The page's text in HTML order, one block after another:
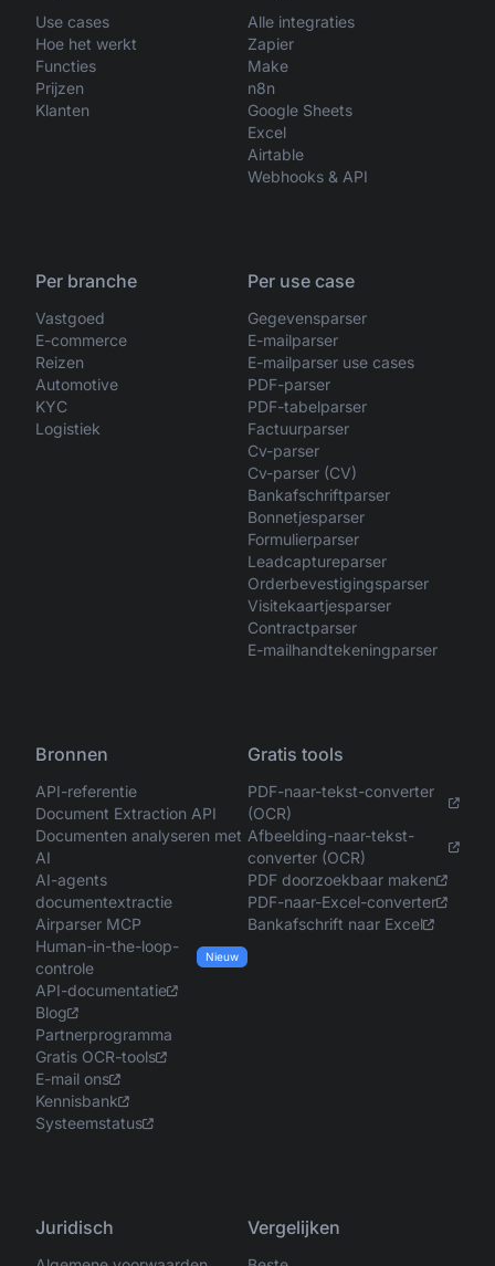
Use cases
Hoe het werkt
Functies
Prijzen
Klanten
Alle integraties
Zapier
Make
n8n
Google Sheets
Excel
Airtable
Webhooks & API
Per branche
Vastgoed
E-commerce
Reizen
Automotive
KYC
Logistiek
Per use case
Gegevensparser
E-mailparser
E-mailparser use cases
PDF-parser
PDF-tabelparser
Factuurparser
Cv-parser
Cv-parser (CV)
Bankafschriftparser
Bonnetjesparser
Formulierparser
Leadcaptureparser
Orderbevestigingsparser
Visitekaartjesparser
Contractparser
E-mailhandtekeningparser
Bronnen
API-referentie
Document Extraction API
Documenten analyseren met
AI
AI-agents
documentextractie
Airparser MCP
Human-in-the-loop-
controle
Nieuw
API-documentatie
Blog
Partnerprogramma
Gratis OCR-tools
E-mail ons
Kennisbank
Systeemstatus
Gratis tools
PDF-naar-tekst-converter
(OCR)
Afbeelding-naar-tekst-
converter (OCR)
PDF doorzoekbaar maken
PDF-naar-Excel-converter
Bankafschrift naar Excel
Juridisch Vergelijken